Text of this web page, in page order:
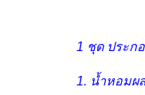
1 ชุด ประก
1. น้ำหอมผ